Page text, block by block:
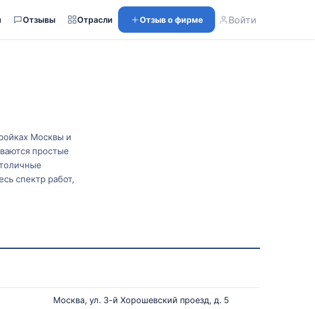
Отзывы Отрасли Отзыв о фирме Войти
Москвы и
простые
спектр работ,
Москва, ул. 3-й Хорошевский проезд, д. 5